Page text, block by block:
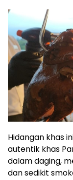
Hidangan khas
autentik khas
dalam daging,
dan sedikit